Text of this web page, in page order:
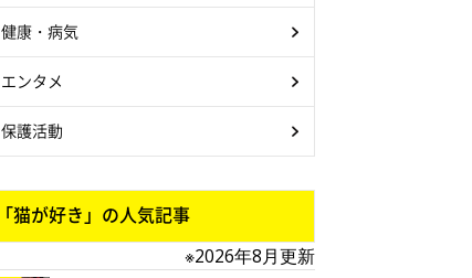
健康・病気
エンタメ
保護活動
「猫が好き」の人気記事
※2026年8月更新